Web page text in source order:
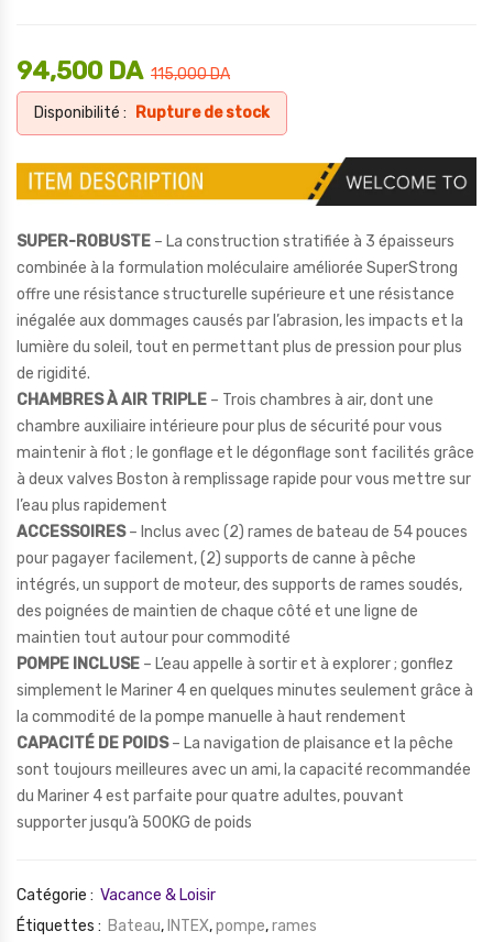
115,000DA
94,500 DA
Disponibilité : Rupture de stock
SUPER-ROBUSTE – La construction stratifiée à 3 épaisseurs
combinée à la formulation moléculaire améliorée SuperStrong
offre une résistance structurelle supérieure et une résistance
inégalée aux dommages causés par l’abrasion, les impacts et la
lumière du soleil, tout en permettant plus de pression pour plus
de rigidité.
CHAMBRES À AIR TRIPLE – Trois chambres à air, dont une
chambre auxiliaire intérieure pour plus de sécurité pour vous
maintenir à flot ; le gonflage et le dégonflage sont facilités grâce
à deux valves Boston à remplissage rapide pour vous mettre sur
l’eau plus rapidement
ACCESSOIRES– Inclus avec (2) rames de bateau de 54 pouces
pour pagayer facilement, (2) supports de canne à pêche
intégrés, un support de moteur, des supports de rames soudés,
des poignées de maintien de chaque côté et une ligne de
maintien tout autour pour commodité
POMPE INCLUSE – L’eau appelle à sortir et à explorer ; gonflez
simplement le Mariner 4 en quelques minutes seulement grâce à
la commodité de la pompe manuelle à haut rendement
CAPACITÉ DE POIDS– La navigation de plaisance et la pêche
sont toujours meilleures avec un ami, la capacité recommandée
du Mariner 4 est parfaite pour quatre adultes, pouvant
supporter jusqu’à 500KG de poids
Catégorie : Vacance & Loisir
Étiquettes : Bateau, INTEX,pompe,rames